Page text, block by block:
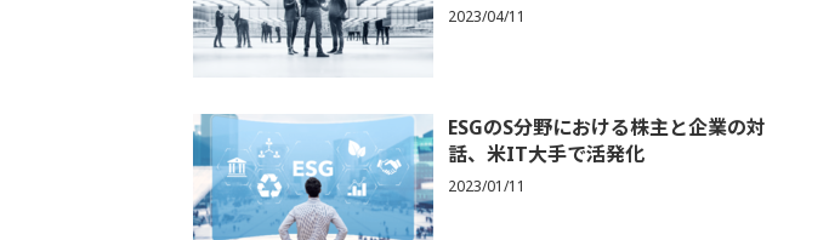
2023/04/11
ESGのS分野における株主と企業の対
話、米IT大手で活発化
2023/01/11